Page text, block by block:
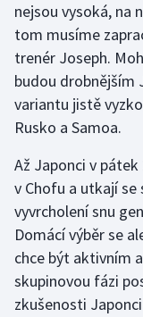
nejsou vysoká, na
tom musíme
trenér Joseph.
budou drobnějším
variantu jistě
Rusko a Samoa.
Až Japonci v
v Chofu a utkají
vyvrcholení snu
Domácí výběr se
chce být aktivním
skupinovou fázi
zkušenosti